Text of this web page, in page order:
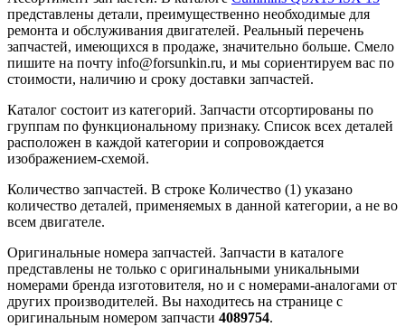
представлены детали, преимущественно необходимые для
ремонта и обслуживания двигателей. Реальный перечень
запчастей, имеющихся в продаже, значительно больше. Смело
пишите на почту info@forsunkin.ru, и мы сориентируем вас по
стоимости, наличию и сроку доставки запчастей.
Каталог состоит из категорий. Запчасти отсортированы по
группам по функциональному признаку. Список всех деталей
расположен в каждой категории и сопровождается
изображением-схемой.
Количество запчастей. В строке Количество (1) указано
количество деталей, применяемых в данной категории, а не во
всем двигателе.
Оригинальные номера запчастей. Запчасти в каталоге
представлены не только с оригинальными уникальными
номерами бренда изготовителя, но и с номерами-аналогами от
других производителей. Вы находитесь на странице с
оригинальным номером запчасти 4089754.